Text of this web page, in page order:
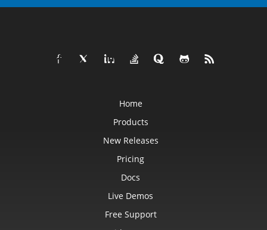
Home
Products
New Releases
Pricing
Docs
Live Demos
Free Support